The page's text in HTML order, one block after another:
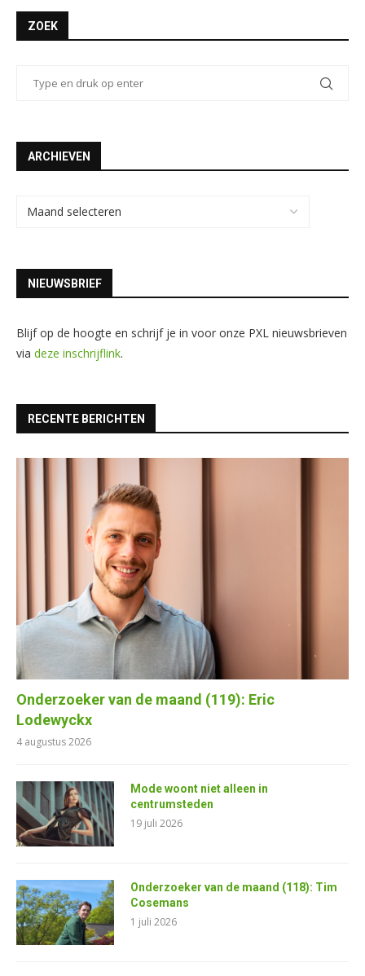
ZOEK
ARCHIEVEN
NIEUWSBRIEF
Blijf op de hoogte en schrijf je in voor onze PXL nieuwsbrieven
via deze inschrijflink.
RECENTE BERICHTEN
Onderzoeker van de maand (119): Eric
Lodewyckx
4 augustus 2026
Mode woont niet alleen in
centrumsteden
19 juli 2026
Onderzoeker van de maand (118): Tim
Cosemans
1 juli 2026